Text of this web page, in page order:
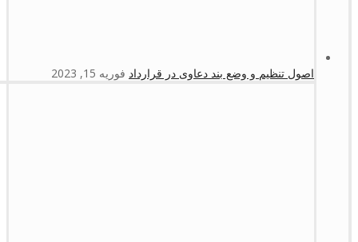
اصول تنظیم و وضع بند دعاوی در قرارداد فوریه 15, 2023